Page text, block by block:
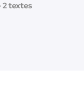
2 textes